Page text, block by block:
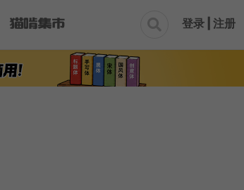
 登录 | 注册